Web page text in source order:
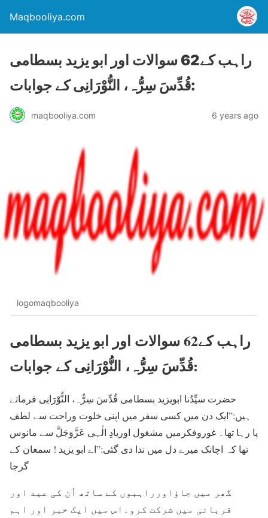
Maqbooliya.com
راہب کے62 سوالات اور ابو یزید بسطامی
قُدِّسَ سِرُّہ، النُّوْرَانِی کے جوابات:
maqbooliya.com 6 years ago
logomaqbooliya
راہب کے62 سوالات اور ابو یزید بسطامی
قُدِّسَ سِرُّہ، النُّوْرَانِی کے جوابات:
حضرت سیِّدُنا ابویزید بسطامی قُدِّسَ سِرُّہ، النُّوْرَانِی فرماتے
ہیں:”ایک دن میں کسی سفر میں اپنی خلوت وراحت سے لطف
پا رہا تھا۔ غوروفکرمیں مشغول اوریادِ الٰہی عَزَّوَجَلَّ سے مانوس
تھا کہ اچانک میرے دل میں ندا دی گئی:”اے ابو یزید ! سمعان کے
گرجا
گھر میں جاؤاورراہبوں کے ساتھ اُن کی عید اور
قربانی میں شرکت کرو۔اس میں ایک خبر اور اہم